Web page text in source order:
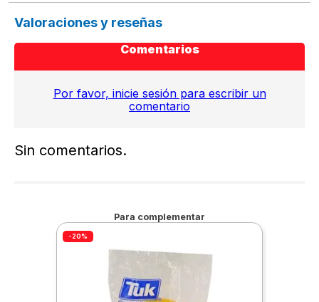
Valoraciones y reseñas
Comentarios
Por favor, inicie sesión para escribir un
comentario
Sin comentarios.
Para complementar
-20%